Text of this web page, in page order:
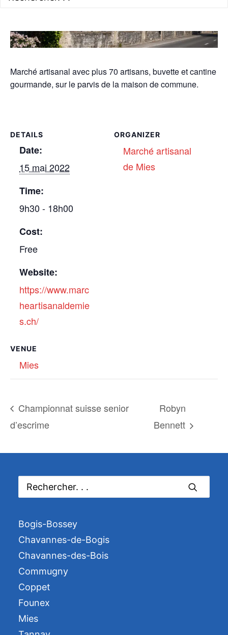
Marché artisanal avec plus 70 artisans, buvette et cantine
gourmande, sur le parvis de la maison de commune.
DETAILS
Date:
15 mai 2022
Time:
9h30 - 18h00
Cost:
Free
Website:
https://www.marc
heartisanaldemie
s.ch/
VENUE
Mies
ORGANIZER
Marché artisanal
de Mies
Championnat suisse senior
d’escrime
Robyn
Bennett
Bogis-Bossey
Chavannes-de-Bogis
Chavannes-des-Bois
Commugny
Coppet
Founex
Mies